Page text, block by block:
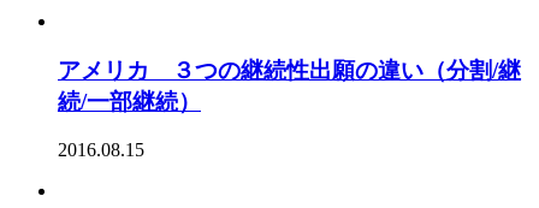
アメリカ ３つの継続性出願の違い（分割/継
続/一部継続）
2016.08.15